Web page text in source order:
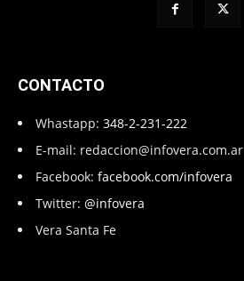
CONTACTO
Whastapp: 348-2-231-222
E-mail: redaccion@infovera.com.ar
Facebook: facebook.com/infovera
Twitter: @infovera
Vera Santa Fe